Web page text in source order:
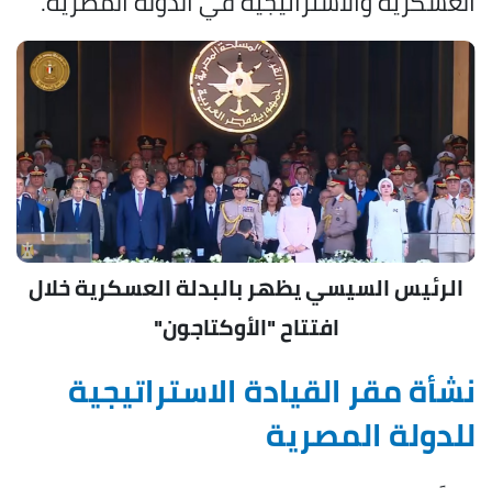
الرئيس السيسي يظهر بالبدلة العسكرية خلال
افتتاح "الأوكتاجون"
نشأة مقر القيادة الاستراتيجية
للدولة المصرية